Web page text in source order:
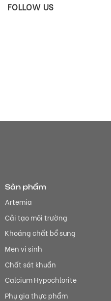
FOLLOW US
Sản phẩm
Artemia
Cải tạo môi trường
Khoáng chất bổ sung
Men vi sinh
Chất sát khuẩn
Calcium Hypochlorite
Phụ gia thực phẩm